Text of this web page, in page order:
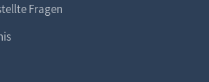
Fragen